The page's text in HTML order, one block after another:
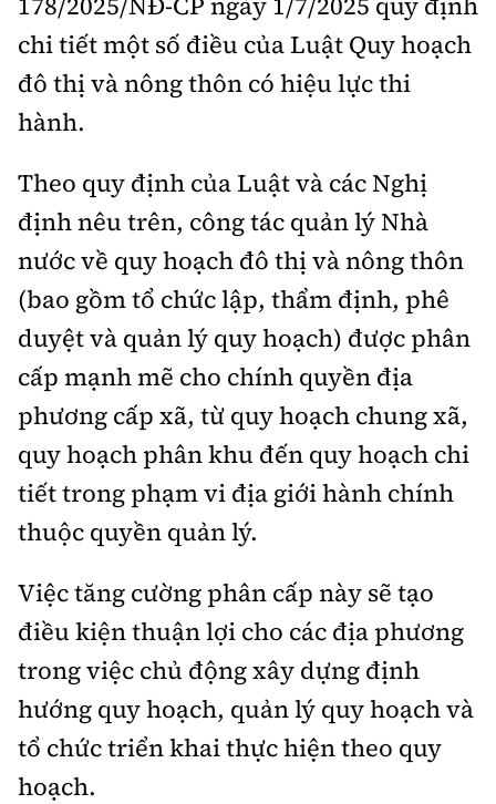
chi tiết một số điều của Luật Quy hoạch
đô thị và nông thôn có hiệu lực thi
hành.
Theo quy định của Luật và các Nghị
định nêu trên, công tác quản lý Nhà
nước về quy hoạch đô thị và nông thôn
(bao gồm tổ chức lập, thẩm định, phê
duyệt và quản lý quy hoạch) được phân
cấp mạnh mẽ cho chính quyền địa
phương cấp xã, từ quy hoạch chung xã,
quy hoạch phân khu đến quy hoạch chi
tiết trong phạm vi địa giới hành chính
thuộc quyền quản lý.
Việc tăng cường phân cấp này sẽ tạo
điều kiện thuận lợi cho các địa phương
trong việc chủ động xây dựng định
hướng quy hoạch, quản lý quy hoạch và
tổ chức triển khai thực hiện theo quy
hoạch.